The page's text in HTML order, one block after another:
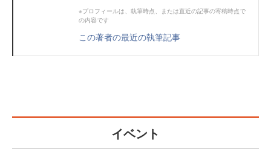
※プロフィールは、執筆時点、または直近の記事の寄稿時点で
の内容です
この著者の最近の執筆記事
イベント